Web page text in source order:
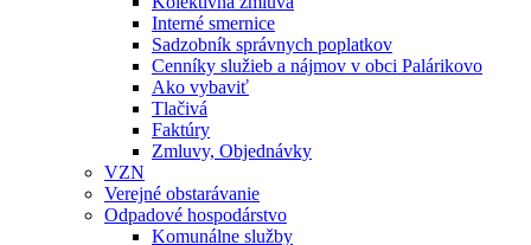
Interné smernice
Sadzobník správnych poplatkov
Cenníky služieb a nájmov v obci Palárikovo
Ako vybaviť
Tlačivá
Faktúry
Zmluvy, Objednávky
VZN
Verejné obstarávanie
Odpadové hospodárstvo
Komunálne služby